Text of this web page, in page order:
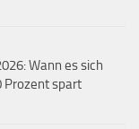
Wann es sich
Prozent spart